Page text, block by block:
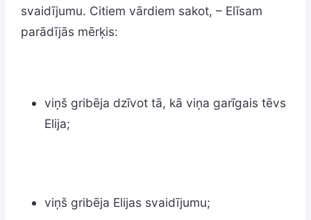
svaidījumu. Citiem vārdiem sakot, – Elīsam
parādījās mērķis:
viņš gribēja dzīvot tā, kā viņa garīgais tēvs
Elija;
viņš gribēja Elijas svaidījumu;